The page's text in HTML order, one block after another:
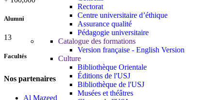
Rectorat
Centre universitaire d’éthique
Assurance qualité
Pédagogie universitaire
Catalogue des formations
Version française - English Version
Culture
Bibliothèque Orientale
Éditions de l'USJ
Bibliothèque de l'USJ
Musées et théâtres
Alumni
13
Facultés
Nos partenaires
Al Mazeed